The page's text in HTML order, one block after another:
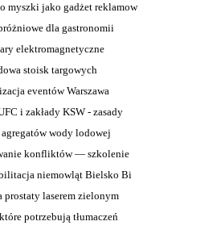
myszki jako gadżet reklamow
dla gastronomii
elektromagnetyczne
stoisk targowych
eventów Warszawa
i zakłady KSW - zasady
agregatów wody lodowej
konfliktów — szkolenie
niemowląt Bielsko Bi
prostaty laserem zielonym
potrzebują tłumaczeń